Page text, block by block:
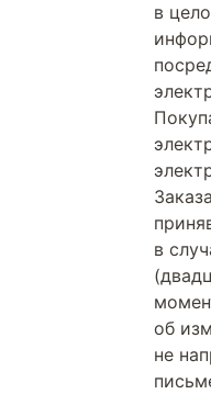
в
в
об
не